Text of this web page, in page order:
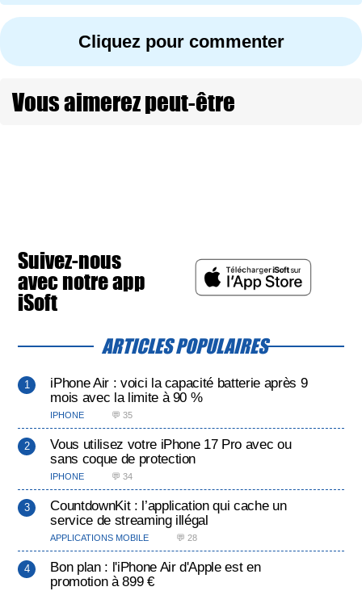
Cliquez pour commenter
Vous aimerez peut-être
Suivez-nous
avec notre app
iSoft
ARTICLES POPULAIRES
iPhone Air : voici la capacité batterie après 9
mois avec la limite à 90 %
IPHONE 💬 35
Vous utilisez votre iPhone 17 Pro avec ou
sans coque de protection
IPHONE 💬 34
CountdownKit : l’application qui cache un
service de streaming illégal
APPLICATIONS MOBILE 💬 28
Bon plan : l'iPhone Air d'Apple est en
promotion à 899 €